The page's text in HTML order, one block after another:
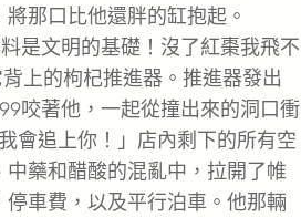
那口比他還胖的缸抱起。
是文明的基礎！沒了紅棗我飛不
上的枸杞推進器。推進器發出
咬著他，一起從撞出來的洞口衝
會追上你！」店內剩下的所有空
藥和醋酸的混亂中，拉開了帷
車費，以及平行泊車。他那輛